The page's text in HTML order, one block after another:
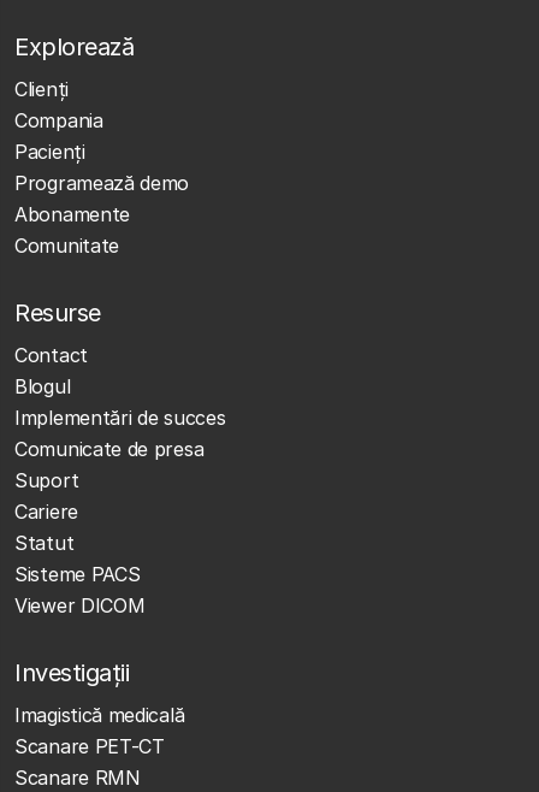
Explorează
Clienţi
Compania
Pacienți
Programează demo
Abonamente
Comunitate
Resurse
Contact
Blogul
Implementări de succes
Comunicate de presa
Suport
Cariere
Statut
Sisteme PACS
Viewer DICOM
Investigații
Imagistică medicală
Scanare PET-CT
Scanare RMN